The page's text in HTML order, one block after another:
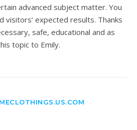
advanced subject matter. You
visitors‘ expected results. Thanks
safe, educational and as
topic to Emily.